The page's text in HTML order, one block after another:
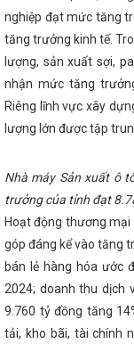
ĐỘNG QUỐC GIA
kêu gọi người dân
Countdown lớn nhất
Trình Quốc hội
Hội nghị Trung ương
chuyến thăm cấp
và họp phiên
đầu tư 10.000 tỷ
Tây (EWEC) –
thành Nhà máy Bia
giới thiệu, quảng bá
Tây (EWEC) - Đà
Bí thư Khu ủy
Đình Huệ kiểm tra
bố các quyết định
TOÀN VẬT LIỆU
hội Đảng nhiệm kỳ
trước khi sắp xếp
Rica trở thành
nghiệp đạt mức tăng
tăng trưởng kinh tế.
lượng, sản xuất sợi,
nhận mức tăng
Riêng lĩnh vực xây
lượng lớn được tập
Nhà máy Sản xuất ô
trưởng của tỉnh đạt
Hoạt động thương mại
góp đáng kể vào tăng
bán lẻ hàng hóa ước
2024; doanh thu dịch
9.760 tỷ đồng tăng
tải, kho bãi, tài chính